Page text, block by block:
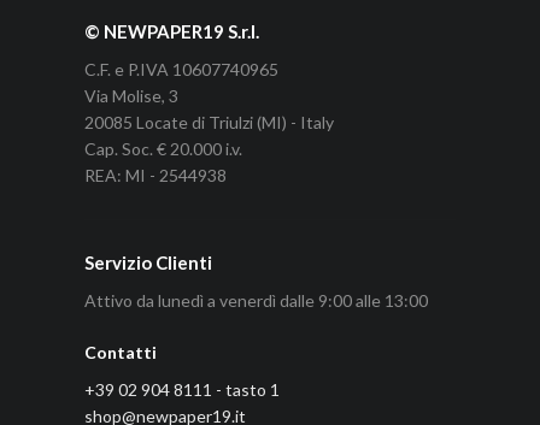
© NEWPAPER19 S.r.l.
C.F. e P.IVA 10607740965
Via Molise, 3
20085 Locate di Triulzi (MI) - Italy
Cap. Soc. € 20.000 i.v.
REA: MI - 2544938
Servizio Clienti
Attivo da lunedì a venerdì dalle 9:00 alle 13:00
Contatti
+39 02 904 8111 - tasto 1
shop@newpaper19.it